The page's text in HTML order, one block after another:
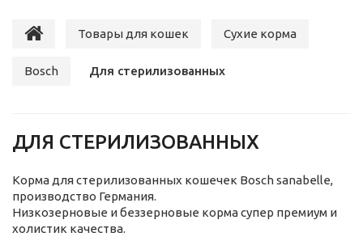
Товары для кошек Сухие корма
Bosch Для стерилизованных
ДЛЯ СТЕРИЛИЗОВАННЫХ
Корма для стерилизованных кошечек Bosch sanabelle,
производство Германия.
Низкозерновые и беззерновые корма супер премиум и
холистик качества.